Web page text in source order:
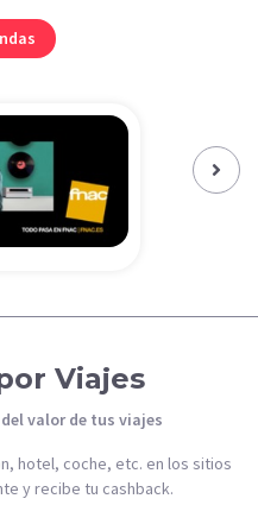
Next›
Viajes
valor de tus viajes
hotel, coche, etc. en los sitios
y recibe tu cashback.